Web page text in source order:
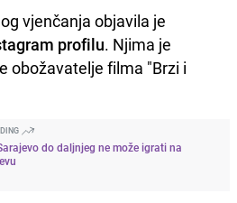
vjenčanja objavila je
profilu. Njima je
obožavatelje filma "Brzi i
do daljnjeg ne može igrati na